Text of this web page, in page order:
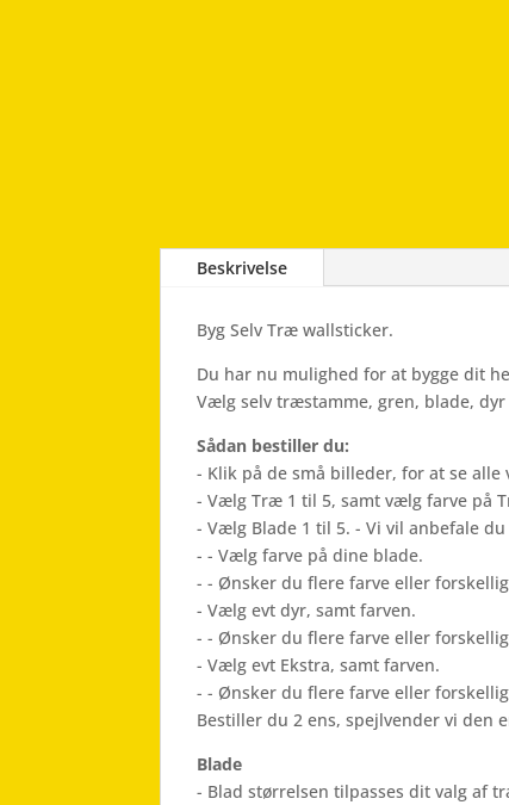
Beskrivelse
Byg Selv Træ wallsticker.
Du har nu mulighed for at bygge dit
Vælg selv træstamme, gren, blade,
Sådan bestiller du:
- Klik på de små billeder, for at se alle
- Vælg Træ 1 til 5, samt vælg farve på
- Vælg Blade 1 til 5. - Vi vil anbefale
- - Vælg farve på dine blade.
- - Ønsker du flere farve eller
- Vælg evt dyr, samt farven.
- - Ønsker du flere farve eller
- Vælg evt Ekstra, samt farven.
- - Ønsker du flere farve eller
Bestiller du 2 ens, spejlvender vi den
Blade
- Blad størrelsen tilpasses dit valg af